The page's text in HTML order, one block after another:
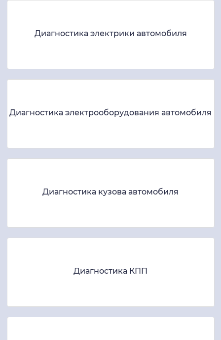
Диагностика электрики автомобиля
Диагностика электрооборудования автомобиля
Диагностика кузова автомобиля
Диагностика КПП